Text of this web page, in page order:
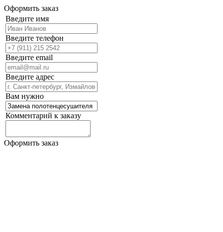
Оформить заказ
Введите имя
Введите телефон
Введите email
Введите адрес
Вам нужно
Комментарий к заказу
Оформить заказ